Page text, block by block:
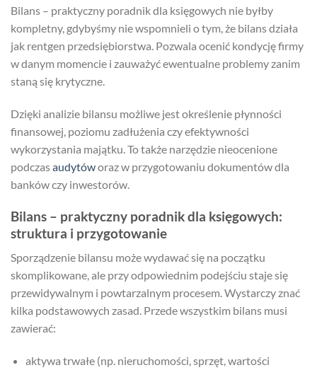
Bilans – praktyczny poradnik dla księgowych nie byłby
kompletny, gdybyśmy nie wspomnieli o tym, że bilans działa
jak rentgen przedsiębiorstwa. Pozwala ocenić kondycję firmy
w danym momencie i zauważyć ewentualne problemy zanim
staną się krytyczne.
Dzięki analizie bilansu możliwe jest określenie płynności
finansowej, poziomu zadłużenia czy efektywności
wykorzystania majątku. To także narzędzie nieocenione
podczasaudytóworaz w przygotowaniu dokumentów dla
banków czy inwestorów.
Bilans – praktyczny poradnik dla księgowych:
struktura i przygotowanie
Sporządzenie bilansu może wydawać się na początku
skomplikowane, ale przy odpowiednim podejściu staje się
przewidywalnym i powtarzalnym procesem. Wystarczy znać
kilka podstawowych zasad. Przede wszystkim bilans musi
zawierać:
aktywa trwałe (np. nieruchomości, sprzęt, wartości